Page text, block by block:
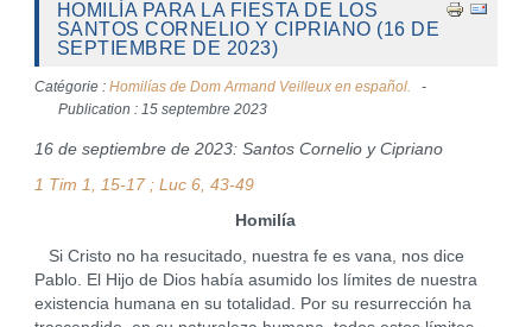
HOMILÍA PARA LA FIESTA DE LOS
SANTOS CORNELIO Y CIPRIANO (16 DE
SEPTIEMBRE DE 2023)
Catégorie : Homilías de Dom Armand Veilleux en español.
Publication : 15 septembre 2023
16 de septiembre de 2023: Santos Cornelio y Cipriano
1 Tim 1, 15-17 ; Luc 6, 43-49
Homilía
Si Cristo no ha resucitado, nuestra fe es vana, nos dice
Pablo. El Hijo de Dios había asumido los límites de nuestra
existencia humana en su totalidad. Por su resurrección ha